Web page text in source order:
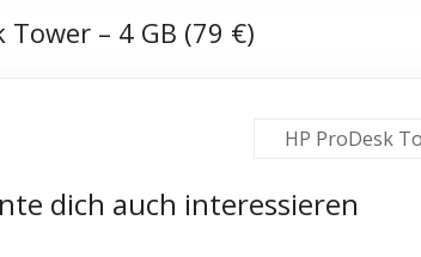
Tower – 4 GB (79 €)
HP ProDesk
dich auch interessieren